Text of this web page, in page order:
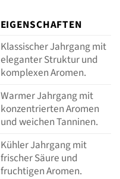
EIGENSCHAFTEN
Klassischer Jahrgang mit
eleganter Struktur und
komplexen Aromen.
Warmer Jahrgang mit
konzentrierten Aromen
und weichen Tanninen.
Kühler Jahrgang mit
frischer Säure und
fruchtigen Aromen.